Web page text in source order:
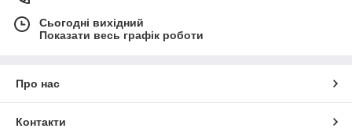
Сьогодні вихідний
Показати весь графік роботи
Про нас
Контакти